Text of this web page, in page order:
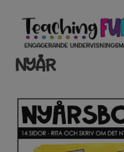
Hoppa
till
navigering
Gå
till
innehåll
INFO
MITT KONTO
GRATISMATERIAL
NYÅR